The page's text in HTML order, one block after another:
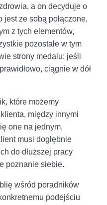
a on decyduje o
ze sobą połączone,
z tych elementów,
pozostałe w tym
strony medalu: jeśli
ciągnie w dół
które możemy
między innymi
one na jednym,
musi dogłębnie
do dłuższej pracy
poznanie siebie.
wśród poradników
podejściu